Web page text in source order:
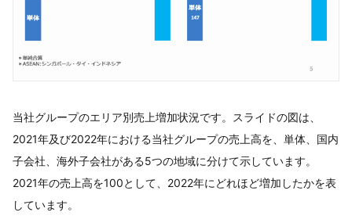
当社グループのエリア別売上増加状況です。スライドの図は、
2021年及び2022年における当社グループの売上高を、単体、国内
子会社、海外子会社がある5つの地域に分けて示しています。
2021年の売上高を100として、2022年にどれほど増加したかを表
しています。